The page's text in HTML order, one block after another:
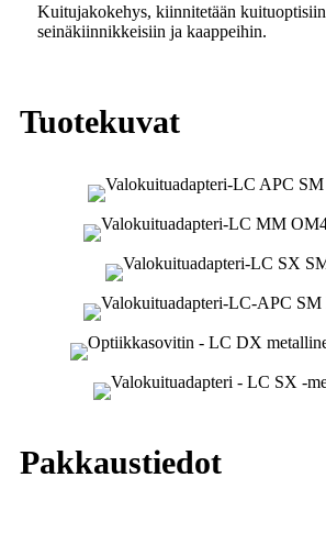
Kuitujakokehys, kiinnitetään kuituoptisiin
seinäkiinnikkeisiin ja kaappeihin.
Tuotekuvat
Pakkaustiedot